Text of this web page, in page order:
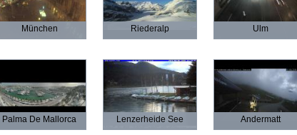
München Riederalp Ulm
Palma De Mallorca Lenzerheide See Andermatt